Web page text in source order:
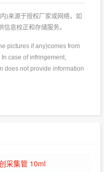
)来源于授权厂家或网络，如
息校正和存储服务。
pictures if any)comes from
case of infringement,
does not provide information